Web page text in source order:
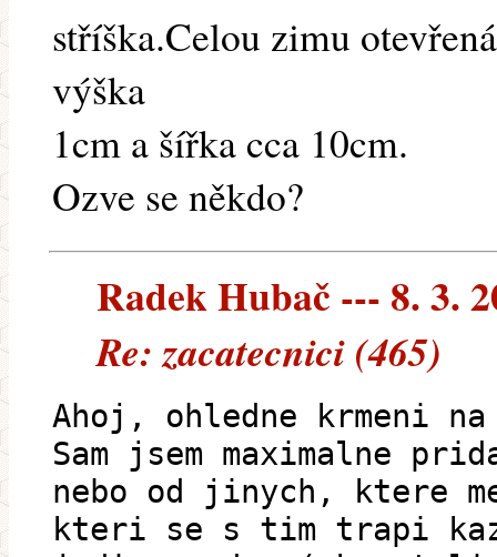
stříška.Celou zimu
výška
1cm a šířka cca 10cm.
Ozve se někdo?
Radek Hubač --- 8. 3.
Re: zacatecnici (465)
Ahoj, ohledne krmeni
Sam jsem maximalne
nebo od jinych, ktere
kteri se s tim trapi